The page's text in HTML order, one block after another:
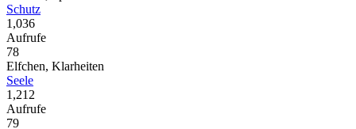
Schutz
1,036
Aufrufe
78
Elfchen, Klarheiten
Seele
1,212
Aufrufe
79